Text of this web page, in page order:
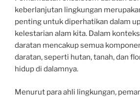
keberlanjutan lingkungan
penting untuk diperhatikan dalam
kelestarian alam kita. Dalam
daratan mencakup semua
daratan, seperti hutan, tanah, dan
hidup di dalamnya.
Menurut para ahli lingkungan,